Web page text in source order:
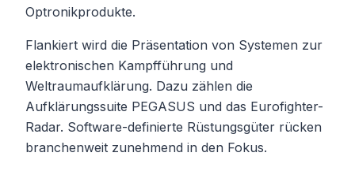
Optronikprodukte.
Flankiert wird die Präsentation von Systemen zur
elektronischen Kampfführung und
Weltraumaufklärung. Dazu zählen die
Aufklärungssuite PEGASUS und das Eurofighter-
Radar. Software-definierte Rüstungsgüter rücken
branchenweit zunehmend in den Fokus.